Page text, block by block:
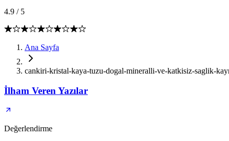
4.9 / 5
Ana Sayfa
cankiri-kristal-kaya-tuzu-dogal-mineralli-ve-katkisiz-saglik-
İlham Veren Yazılar
Değerlendirme